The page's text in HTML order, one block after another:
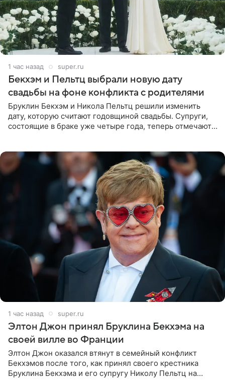
1 час назад super.ru
Бекхэм и Пельтц выбрали новую дату
свадьбы на фоне конфликта с родителями
Бруклин Бекхэм и Никола Пельтц решили изменить
дату, которую считают годовщиной свадьбы. Супруги,
состоящие в браке уже четыре года, теперь отмечают
1 час назад super.ru
Элтон Джон принял Бруклина Бекхэма на
своей вилле во Франции
Элтон Джон оказался втянут в семейный конфликт
Бекхэмов после того, как принял своего крестника
Бруклина Бекхэма и его супругу Николу Пельтц на